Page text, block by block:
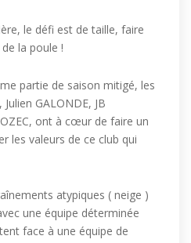
le défi est de taille, faire
la poule !
partie de saison mitigé, les
Julien GALONDE, JB
ont à cœur de faire un
les valeurs de ce club qui
atypiques ( neige )
une équipe déterminée
face à une équipe de